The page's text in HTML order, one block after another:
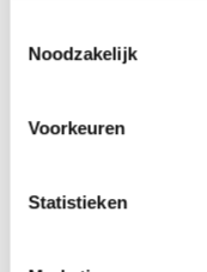
Noodzakelijk
Voorkeuren
Statistieken
Van Boven heeft
materialen en
helpen bij het